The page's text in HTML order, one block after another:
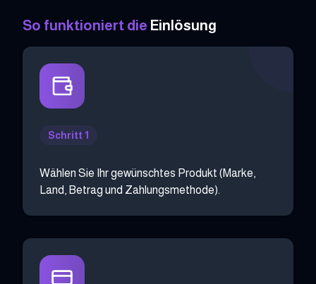
So funktioniert die Einlösung
Schritt 1
Wählen Sie Ihr gewünschtes Produkt (Marke,
Land, Betrag und Zahlungsmethode).